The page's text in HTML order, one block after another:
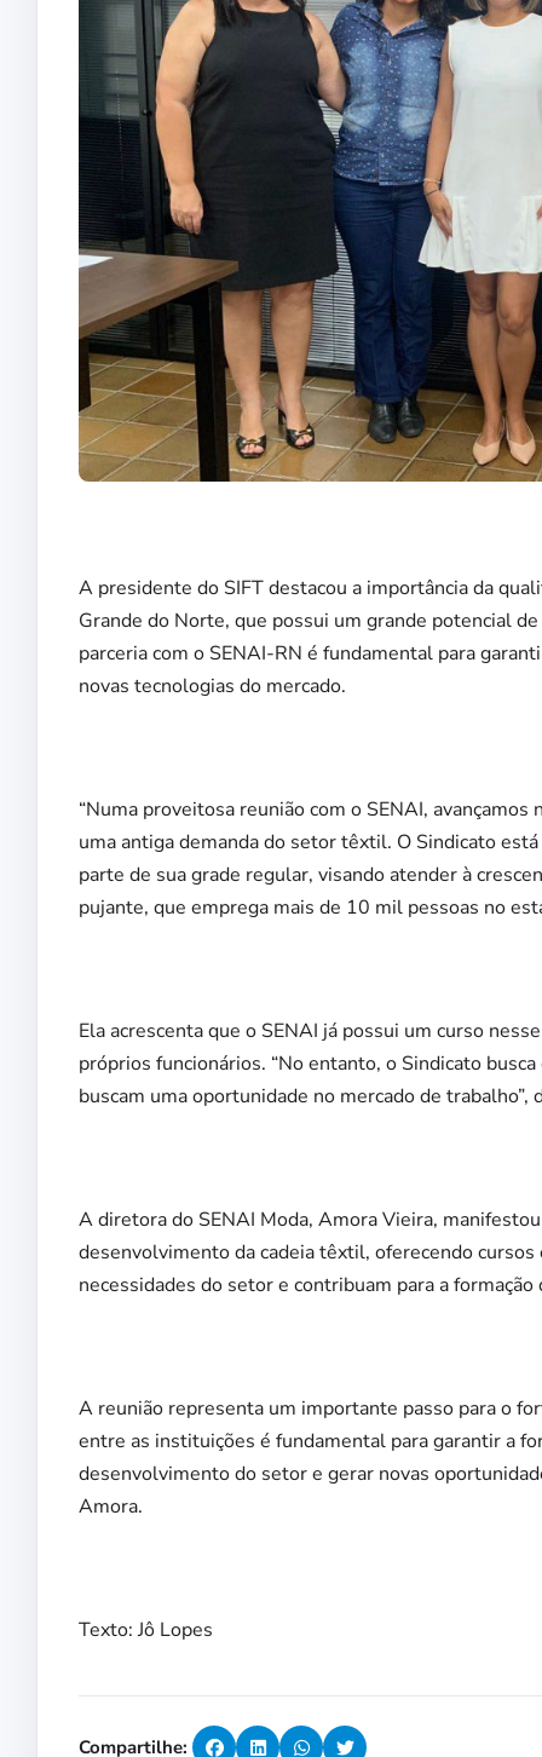
A presidente do SIFT destacou a importância da
Grande do Norte, que possui um grande potencial
parceria com o SENAI-RN é fundamental para
novas tecnologias do mercado.
“Numa proveitosa reunião com o SENAI, avançamos
uma antiga demanda do setor têxtil. O Sindicato
parte de sua grade regular, visando atender à
pujante, que emprega mais de 10 mil pessoas no
Ela acrescenta que o SENAI já possui um curso
próprios funcionários. “No entanto, o Sindicato
buscam uma oportunidade no mercado de trabalho”,
A diretora do SENAI Moda, Amora Vieira,
desenvolvimento da cadeia têxtil, oferecendo
necessidades do setor e contribuam para a
A reunião representa um importante passo para o
entre as instituições é fundamental para garantir a
desenvolvimento do setor e gerar novas
Amora.
Texto: Jô Lopes
Compartilhe: